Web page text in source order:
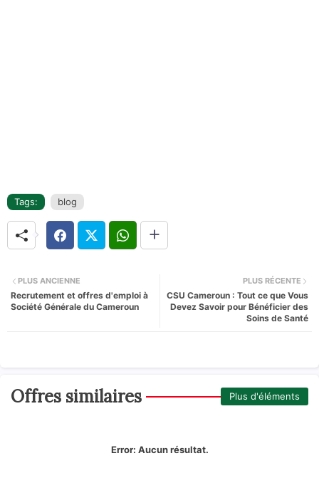
Tags: blog
PLUS RÉCENTE
CSU Cameroun : Tout ce que Vous
Devez Savoir pour Bénéficier des
Soins de Santé
PLUS ANCIENNE
Recrutement et offres d'emploi à
Société Générale du Cameroun
Offres similaires Plus d'éléments
Error: Aucun résultat.